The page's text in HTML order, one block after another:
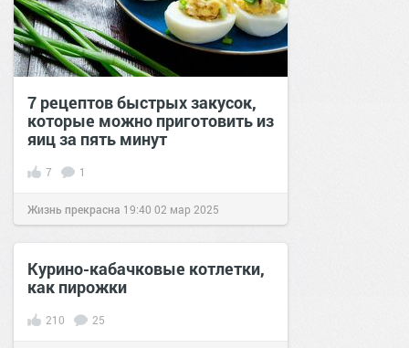
7 рецептов быстрых закусок,
которые можно приготовить из
яиц за пять минут
7 1
Жизнь прекрасна 19:40 02 мар 2025
Курино-кабачковые котлетки,
как пирожки
210 25